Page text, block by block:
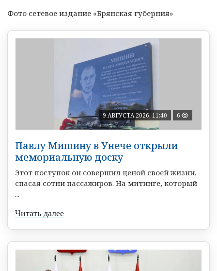
Фото сетевое издание «Брянская губерния»
9 АВГУСТА 2026, 11:40 6
Павлу Мишину в Унече открыли
мемориальную доску
Этот поступок он совершил ценой своей жизни,
спасая сотни пассажиров. На митинге, который
...
Читать далее